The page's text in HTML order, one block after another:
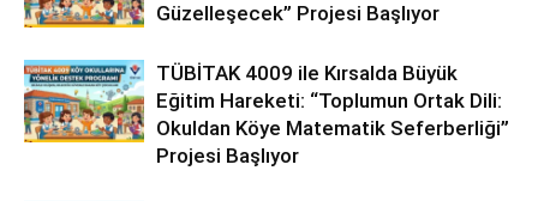
Güzelleşecek” Projesi Başlıyor
TÜBİTAK 4009 ile Kırsalda Büyük
Eğitim Hareketi: “Toplumun Ortak Dili:
Okuldan Köye Matematik Seferberliği”
Projesi Başlıyor